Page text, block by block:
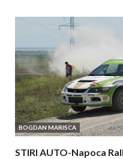
BOGDAN MARISCA
STIRI AUTO-Napoca